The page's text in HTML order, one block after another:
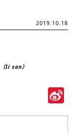
2019.10.18
（Ii san）